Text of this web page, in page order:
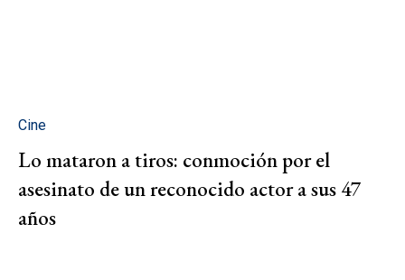
Cine
Lo mataron a tiros: conmoción por el
asesinato de un reconocido actor a sus 47
años